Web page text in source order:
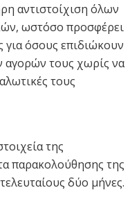
αντιστοίχιση όλων
ωστόσο προσφέρει
για όσους επιδιώκουν
αγορών τους χωρίς να
τους
της
παρακολούθησης της
δύο μήνες.